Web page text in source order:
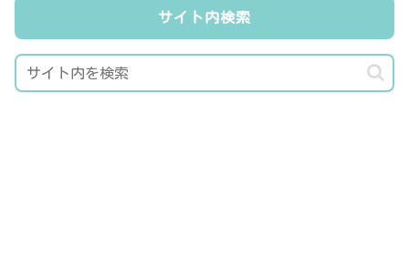
サイト内検索